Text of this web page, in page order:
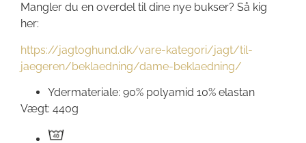
Mangler du en overdel til dine nye bukser? Så kig
her:
https://jagtoghund.dk/vare-kategori/jagt/til-
jaegeren/beklaedning/dame-beklaedning/
Ydermateriale: 90% polyamid 10% elastan
Vægt: 440g